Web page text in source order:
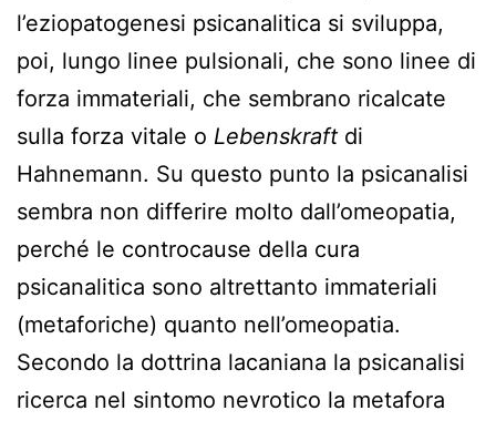
l’eziopatogenesi psicanalitica si sviluppa,
poi, lungo linee pulsionali, che sono linee di
forza immateriali, che sembrano ricalcate
sulla forza vitale o Lebenskraft di
Hahnemann. Su questo punto la psicanalisi
sembra non differire molto dall’omeopatia,
perché le controcause della cura
psicanalitica sono altrettanto immateriali
(metaforiche) quanto nell’omeopatia.
Secondo la dottrina lacaniana la psicanalisi
ricerca nel sintomo nevrotico la metafora